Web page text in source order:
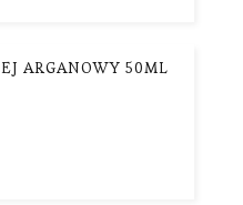
ARGANOWY 50ML